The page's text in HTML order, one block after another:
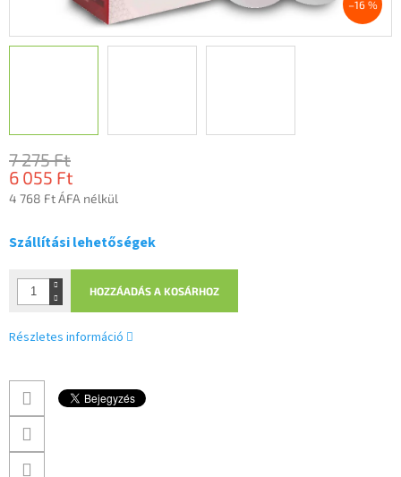
–16 %
7 275 Ft
6 055 Ft
4 768 Ft ÁFA nélkül
Szállítási lehetőségek
HOZZÁADÁS A KOSÁRHOZ
Részletes információ